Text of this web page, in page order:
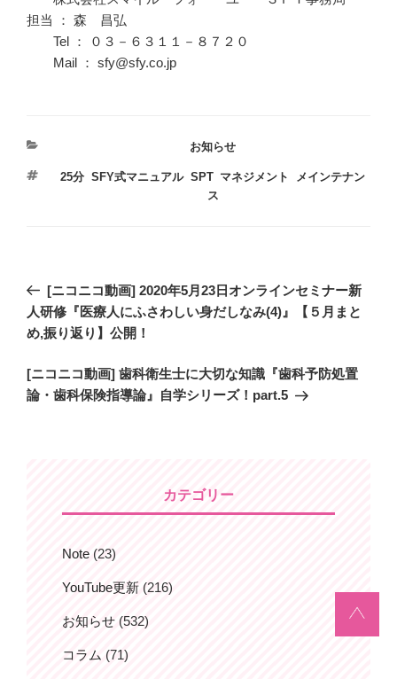
担当 ： 森 昌弘
Tel ： ０３－６３１１－８７２０
Mail ： sfy@sfy.co.jp
カ
ゴ
お知らせ
タ
25分 ,SFY式マニュアル,SPT, マネジメント
メインテナン
ス
稿
ナ
ゲ
ー
過
去
の
稿
[ニコニコ動画] 2020年5月23日オンラインセミナー新
人研修『医療人にふさわしい身だしなみ(4)』【５月まと
め,振り返り】公開！
次
の
[ニコニコ動画] 歯科衛生士に大切な知識『歯科予防処置
論・歯科保険指導論』自学シリーズ！part.5
カテゴリー
Note (23)
YouTube更新 (216)
お知らせ (532)
コラム (71)